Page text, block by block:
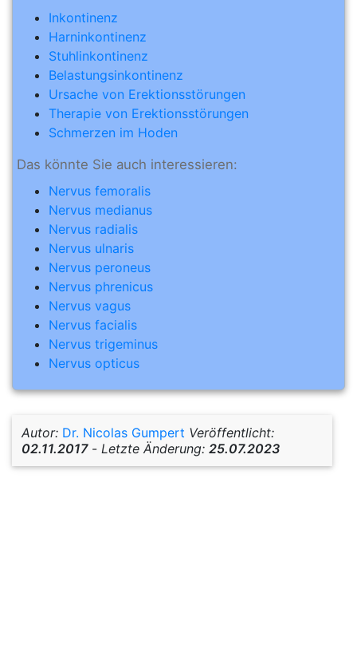
Inkontinenz
Harninkontinenz
Stuhlinkontinenz
Belastungsinkontinenz
Ursache von Erektionsstörungen
Therapie von Erektionsstörungen
Schmerzen im Hoden
Das könnte Sie auch interessieren:
Nervus femoralis
Nervus medianus
Nervus radialis
Nervus ulnaris
Nervus peroneus
Nervus phrenicus
Nervus vagus
Nervus facialis
Nervus trigeminus
Nervus opticus
Autor: Dr. Nicolas Gumpert Veröffentlicht:
02.11.2017- Letzte Änderung: 25.07.2023